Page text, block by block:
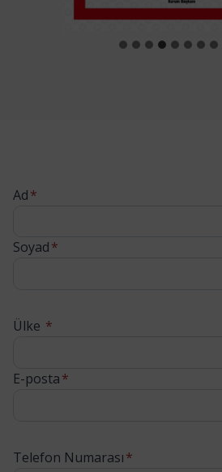
Ad*
Soyad*
Ülke *
E-posta*
Telefon Numarası*